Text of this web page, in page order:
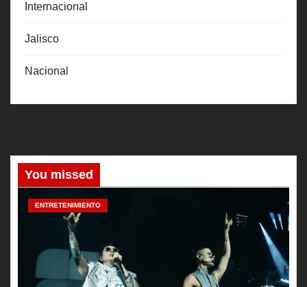
Internacional
Jalisco
Nacional
You missed
ENTRETENIMIENTO